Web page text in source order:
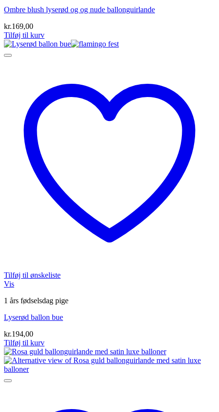
Ombre blush lyserød og og nude ballonguirlande
kr.169,00
Tilføj til kurv
Tilføj til ønskeliste
Vis
1 års fødselsdag pige
Lyserød ballon bue
kr.194,00
Tilføj til kurv